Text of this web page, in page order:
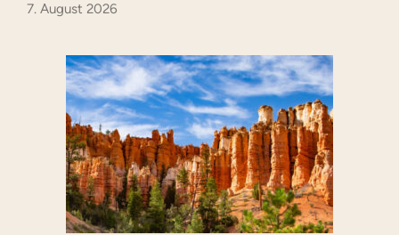
7. August 2026